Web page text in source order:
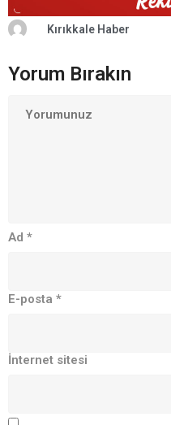
Kırıkkale Haber
Yorum Bırakın
Ad *
E-posta *
İnternet sitesi